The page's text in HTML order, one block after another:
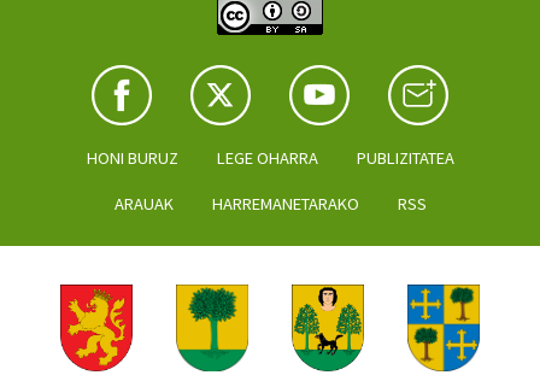
HONI BURUZ LEGE OHARRA PUBLIZITATEA
ARAUAK HARREMANETARAKO RSS